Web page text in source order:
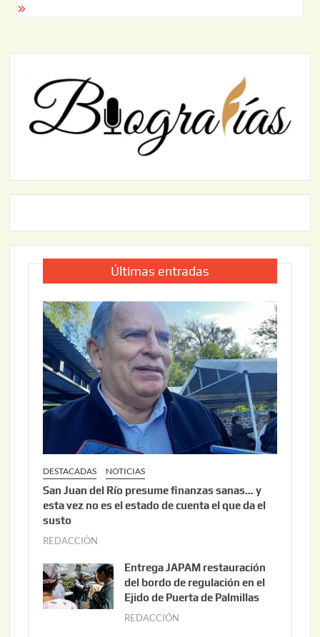
Últimas entradas
DESTACADAS NOTICIAS
San Juan del Río presume finanzas sanas… y
esta vez no es el estado de cuenta el que da el
susto
REDACCIÓN
o
s
t
Entrega JAPAM restauración
del bordo de regulación en el
Ejido de Puerta de Palmillas
REDACCIÓN